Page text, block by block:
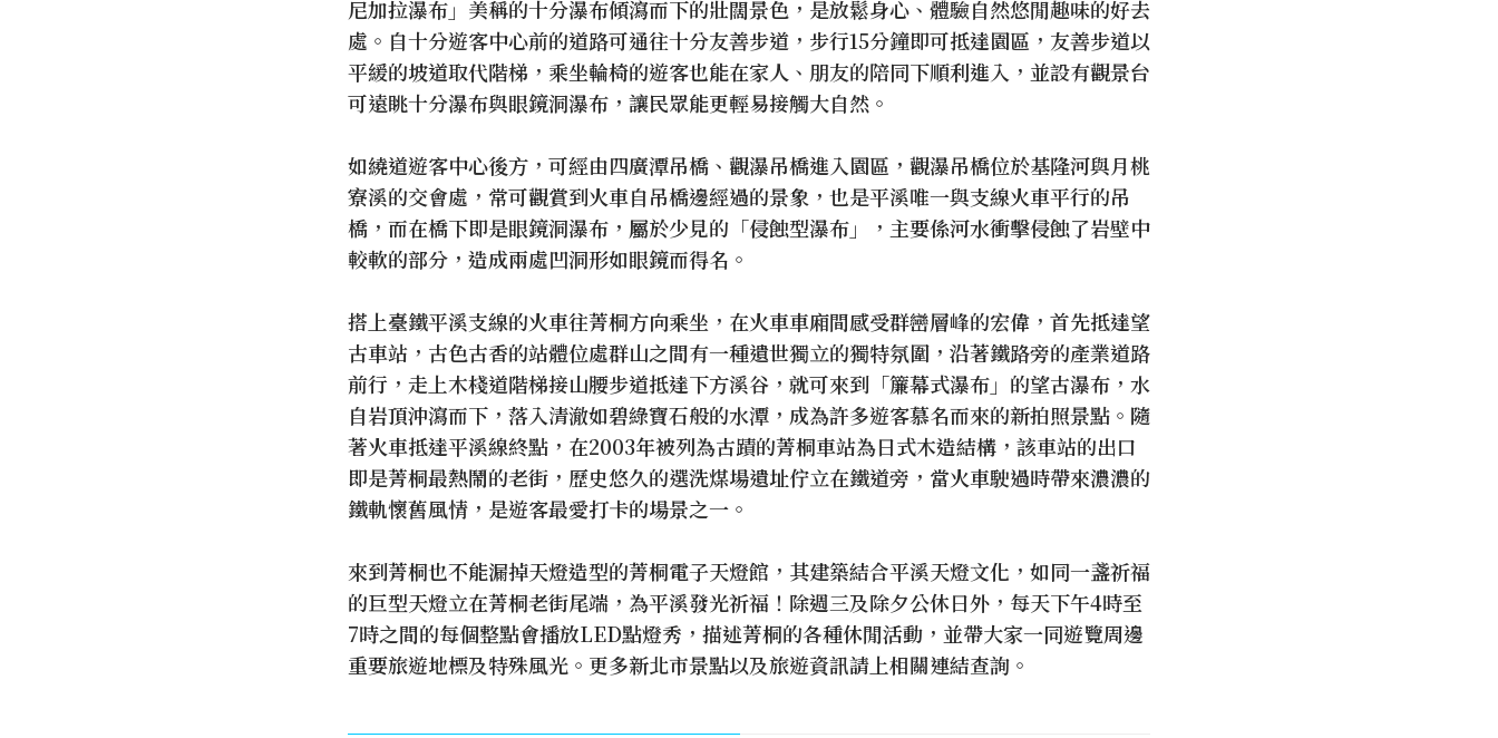
尼加拉瀑布」美稱的十分瀑布傾瀉而下的壯闊景色，是放鬆身心、體驗自然悠閒趣味的好去
處。自十分遊客中心前的道路可通往十分友善步道，步行15分鐘即可抵達園區，友善步道以
平緩的坡道取代階梯，乘坐輪椅的遊客也能在家人、朋友的陪同下順利進入，並設有觀景台
可遠眺十分瀑布與眼鏡洞瀑布，讓民眾能更輕易接觸大自然。
如繞道遊客中心後方，可經由四廣潭吊橋、觀瀑吊橋進入園區，觀瀑吊橋位於基隆河與月桃
寮溪的交會處，常可觀賞到火車自吊橋邊經過的景象，也是平溪唯一與支線火車平行的吊
橋，而在橋下即是眼鏡洞瀑布，屬於少見的「侵蝕型瀑布」，主要係河水衝擊侵蝕了岩壁中
較軟的部分，造成兩處凹洞形如眼鏡而得名。
搭上臺鐵平溪支線的火車往菁桐方向乘坐，在火車車廂間感受群巒層峰的宏偉，首先抵達望
古車站，古色古香的站體位處群山之間有一種遺世獨立的獨特氛圍，沿著鐵路旁的產業道路
前行，走上木棧道階梯接山腰步道抵達下方溪谷，就可來到「簾幕式瀑布」的望古瀑布，水
自岩頂沖瀉而下，落入清澈如碧綠寶石般的水潭，成為許多遊客慕名而來的新拍照景點。隨
著火車抵達平溪線終點，在2003年被列為古蹟的菁桐車站為日式木造結構，該車站的出口
即是菁桐最熱鬧的老街，歷史悠久的選洗煤場遺址佇立在鐵道旁，當火車駛過時帶來濃濃的
鐵軌懷舊風情，是遊客最愛打卡的場景之一。
來到菁桐也不能漏掉天燈造型的菁桐電子天燈館，其建築結合平溪天燈文化，如同一盞祈福
的巨型天燈立在菁桐老街尾端，為平溪發光祈福！除週三及除夕公休日外，每天下午4時至
7時之間的每個整點會播放LED點燈秀，描述菁桐的各種休閒活動，並帶大家一同遊覽周邊
重要旅遊地標及特殊風光。更多新北市景點以及旅遊資訊請上相關連結查詢。